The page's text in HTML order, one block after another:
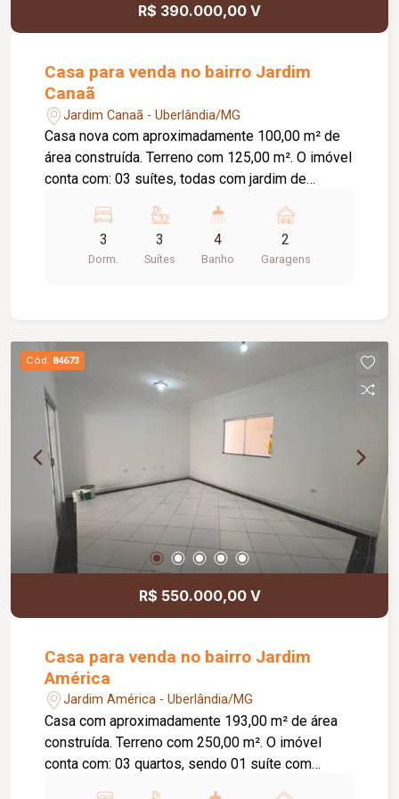
R$ 390.000,00 V
Casa para venda no bairro Jardim
Canaã
Jardim Canaã - Uberlândia/MG
Casa nova com aproximadamente 100,00 m² de
área construída. Terreno com 125,00 m². O imóvel
conta com: 03 suítes, todas com jardim de
Banheiro social; Cozinha gourmet com ilha central
revestida em porcelanato; Churrasqueira
integrada; Lavanderia independente; 02 vagas de
banheiros; Boxes em vidro temperado; Armários
planejados nos banheiros; Fachada moderna com
revestimento em pedras naturais; Sistema de
alarme instalado; Sistema de câmeras de
monitoramento; Cerca concertina em todo o
perímetro; Excelente opção para quem busca uma
casa nova, moderna e funcional.
3
Dorm.
3
Suítes
4
Banho
2
Garagens
Cód. 84673
R$ 550.000,00 V
Casa para venda no bairro Jardim
América
Jardim América - Uberlândia/MG
Casa com aproximadamente 193,00 m² de área
construída. Terreno com 250,00 m². O imóvel
conta com: 03 quartos, sendo 01 suíte com